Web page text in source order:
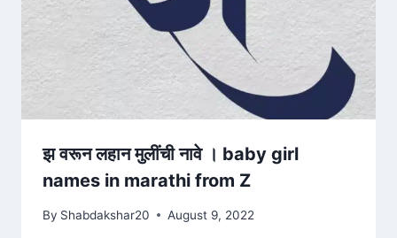
झ वरून लहान मुलींची नावे । baby girl
names in marathi from Z
By Shabdakshar20 August 9, 2022